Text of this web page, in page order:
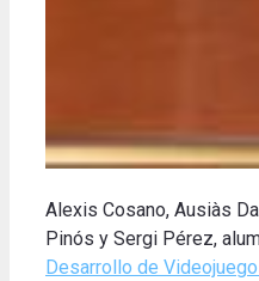
Alexis Cosano, Ausiàs
Pinós y Sergi Pérez,
Desarrollo de